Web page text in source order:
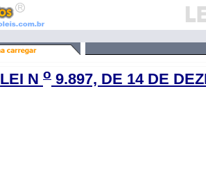
LEI N o 9.897, DE 14 DE